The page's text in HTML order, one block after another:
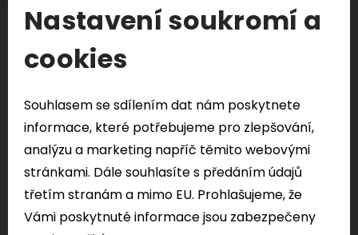
S čím Vám můžeme pomoci?
Odeslat formulář
Veškeré Vaše osobní údaje odeslány přes tento
formulář budou použity pouze k řešení vašeho
dotazu.
Nastavení soukromí a
cookies
Souhlasem se sdílením dat nám poskytnete
informace, které potřebujeme pro zlepšování,
analýzu a marketing napříč těmito webovými
stránkami. Dále souhlasíte s předáním údajů
třetím stranám a mimo EU. Prohlašujeme, že
Vámi poskytnuté informace jsou zabezpečeny